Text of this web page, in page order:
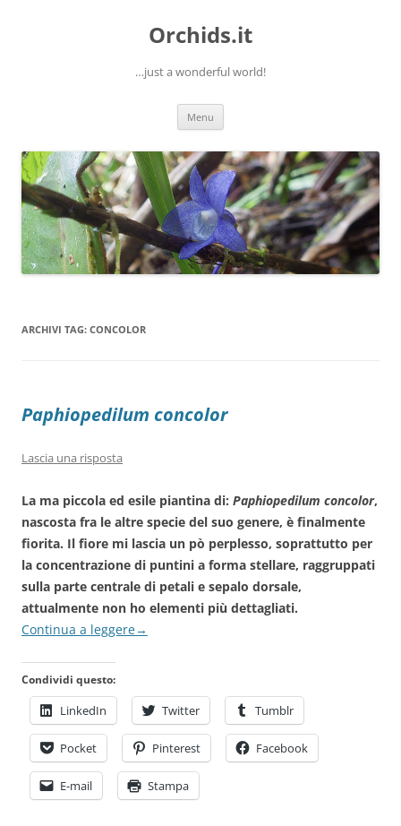
Orchids.it
…just a wonderful world!
Menu
ARCHIVI TAG: CONCOLOR
Paphiopedilum concolor
Lascia una risposta
La ma piccola ed esile piantina di: Paphiopedilum concolor,
nascosta fra le altre specie del suo genere, è finalmente
fiorita. Il fiore mi lascia un pò perplesso, soprattutto per
la concentrazione di puntini a forma stellare, raggruppati
sulla parte centrale di petali e sepalo dorsale,
attualmente non ho elementi più dettagliati.
Continua a leggere→
Condividi questo:
LinkedIn Twitter Tumblr
Pocket Pinterest Facebook
E-mail Stampa